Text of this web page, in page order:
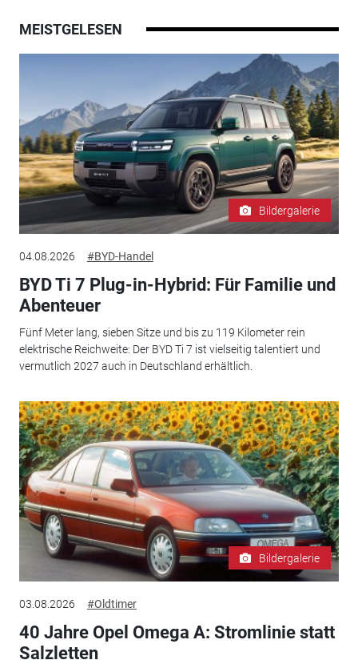
MEISTGELESEN
Bildergalerie
04.08.2026 #BYD-Handel
BYD Ti 7 Plug-in-Hybrid: Für Familie und
Abenteuer
Fünf Meter lang, sieben Sitze und bis zu 119 Kilometer rein
elektrische Reichweite: Der BYD Ti 7 ist vielseitig talentiert und
vermutlich 2027 auch in Deutschland erhältlich.
Bildergalerie
03.08.2026 #Oldtimer
40 Jahre Opel Omega A: Stromlinie statt
Salzletten